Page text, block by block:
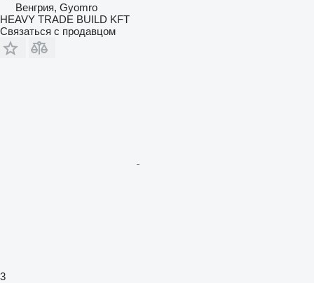
Венгрия, Gyomro
HEAVY TRADE BUILD KFT
Связаться с продавцом
3